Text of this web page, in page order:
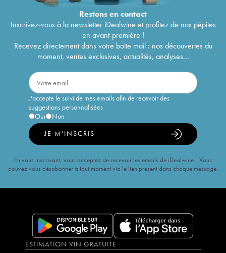
Restons encontact
Inscrivez-vous à la newsletter iDealwine et profitez de nos pépites
en avant-première !
Recevez directement dans votre boîte mail : nos découvertes du
moment, ventes exclusives, actualités, analyses...
J'accepte le suivi de mes emails afin de recevoir des
suggestions personnalisées
Oui
Non
JE M'INSCRIS
En vous inscrivant, vous acceptez de recevoir les emails de iDealwine. Vous
pouvez vous désabonner à tout moment via le lien présent dans chaque message.
ESTIMATION VIN GRATUITE